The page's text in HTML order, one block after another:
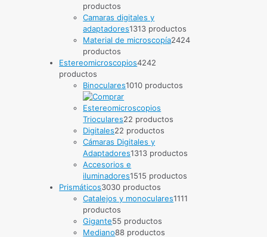
productos
Camaras digitales y
adaptadores1313 productos
Material de microscopía2424
productos
Estereomicroscopios4242
productos
Binoculares1010 productos
Trioculares22 productos
Digitales22 productos
Cámaras Digitales y
Adaptadores1313 productos
Accesorios e
iluminadores1515 productos
Prismáticos3030 productos
Catalejos y monoculares1111
productos
Gigante55 productos
Mediano88 productos